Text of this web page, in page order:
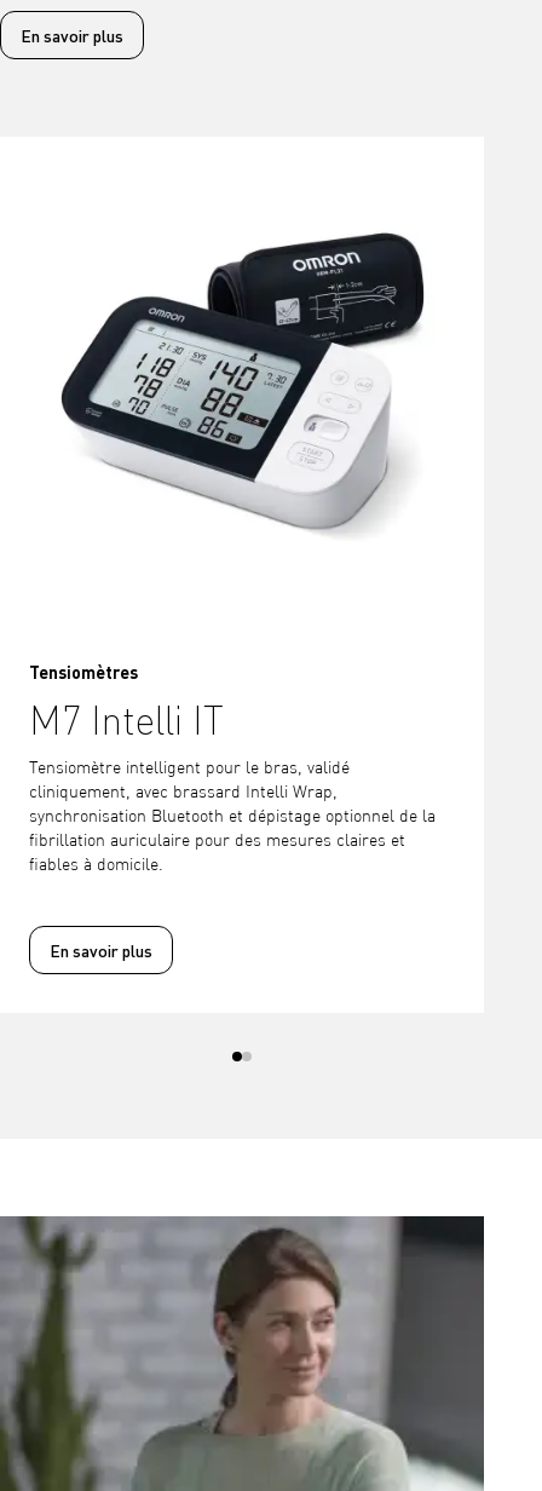
En savoir plus
Tensiomètres
M7 Intelli IT
Tensiomètre intelligent pour le bras, validé
cliniquement, avec brassard Intelli Wrap,
synchronisation Bluetooth et dépistage optionnel de la
fibrillation auriculaire pour des mesures claires et
fiables à domicile.
En savoir plus